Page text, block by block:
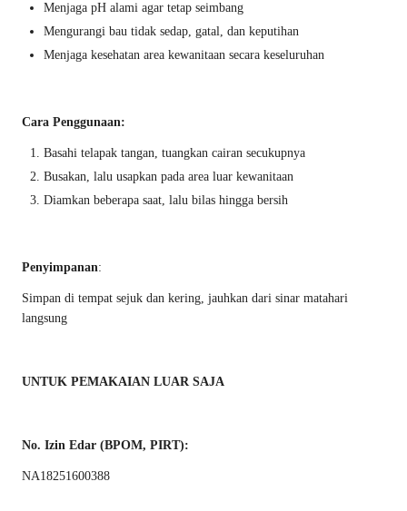
Menjaga pH alami agar tetap seimbang
Mengurangi bau tidak sedap, gatal, dan keputihan
Menjaga kesehatan area kewanitaan secara keseluruhan
Cara Penggunaan:
Basahi telapak tangan, tuangkan cairan secukupnya
Busakan, lalu usapkan pada area luar kewanitaan
Diamkan beberapa saat, lalu bilas hingga bersih
Penyimpanan:
Simpan di tempat sejuk dan kering, jauhkan dari sinar matahari
langsung
UNTUK PEMAKAIAN LUAR SAJA
No. Izin Edar (BPOM, PIRT):
NA18251600388